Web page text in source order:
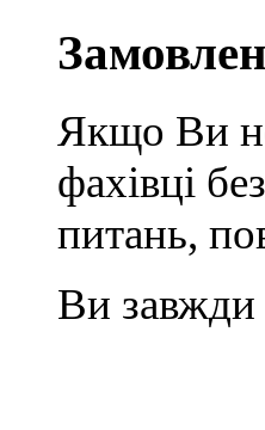
Якщо Ви
фахівці
питань,
Ви завжди